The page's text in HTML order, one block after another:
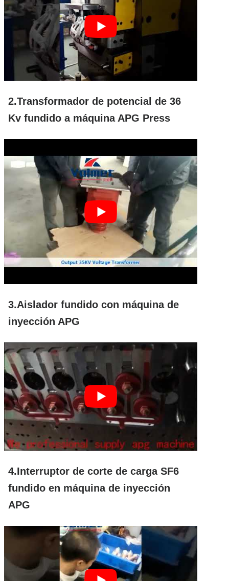
2.Transformador de potencial de 36
Kv fundido a máquina APG Press
3.Aislador fundido con máquina de
inyección APG
4.Interruptor de corte de carga SF6
fundido en máquina de inyección
APG